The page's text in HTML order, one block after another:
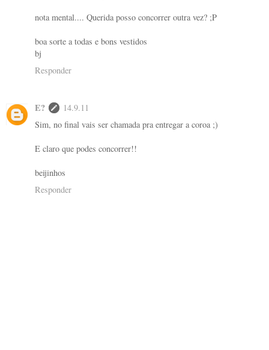
nota mental.... Querida posso concorrer outra vez? ;P
boa sorte a todas e bons vestidos
bj
Responder
E?
14.9.11
Sim, no final vais ser chamada pra entregar a coroa ;)
E claro que podes concorrer!!
beijinhos
Responder